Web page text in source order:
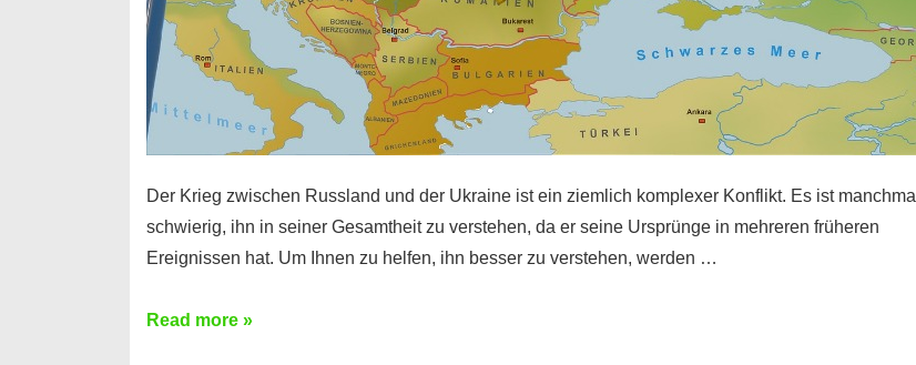
Der Krieg zwischen Russland und der Ukraine ist ein ziemlich komplexer Konflikt. Es ist manchmal
schwierig, ihn in seiner Gesamtheit zu verstehen, da er seine Ursprünge in mehreren früheren
Ereignissen hat. Um Ihnen zu helfen, ihn besser zu verstehen, werden …
5Read more »